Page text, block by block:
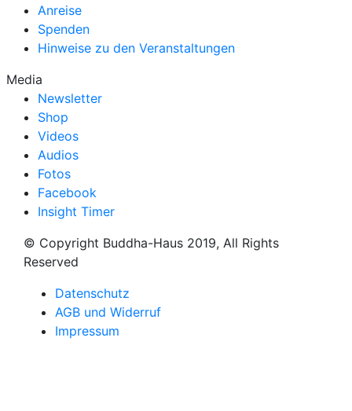
Anreise
Spenden
Hinweise zu den Veranstaltungen
Media
Newsletter
Shop
Videos
Audios
Fotos
Facebook
Insight Timer
© Copyright Buddha-Haus 2019, All Rights
Reserved
Datenschutz
AGB und Widerruf
Impressum